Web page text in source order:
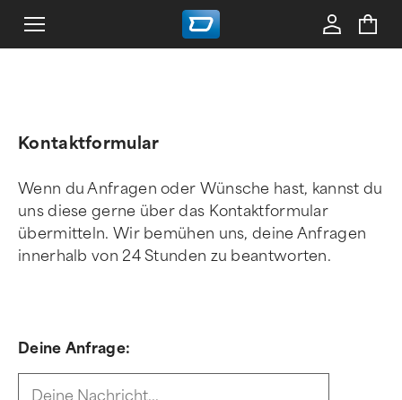
Kontaktformular
Wenn du Anfragen oder Wünsche hast, kannst du
uns diese gerne über das Kontaktformular
übermitteln. Wir bemühen uns, deine Anfragen
innerhalb von 24 Stunden zu beantworten.
Deine Anfrage: